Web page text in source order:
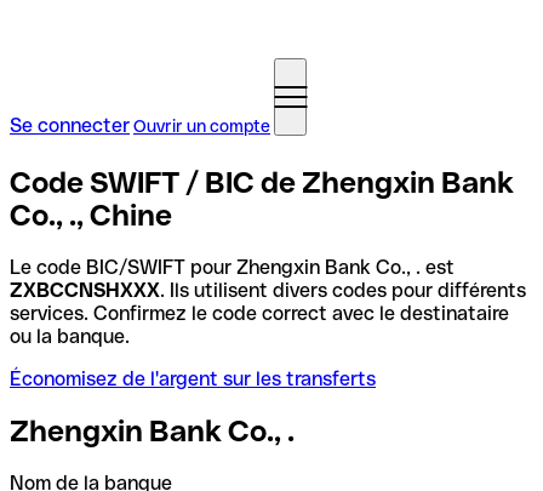
Se connecterOuvrir un compte
Code SWIFT / BIC de Zhengxin Bank
Co., ., Chine
Le code BIC/SWIFT pour Zhengxin Bank Co., . est
ZXBCCNSHXXX. Ils utilisent divers codes pour différents
services. Confirmez le code correct avec le destinataire
ou la banque.
Économisez de l'argent sur les transferts
Zhengxin Bank Co., .
Nom de la banque